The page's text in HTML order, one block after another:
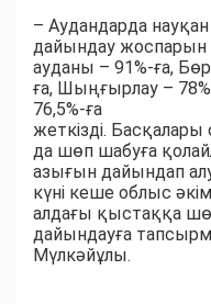
– Аудандарда
дайындау жоспарын
ауданы – 91%-ға,
ға, Шыңғырлау –
76,5%-ға
жеткізді. Басқалары
да шөп шабуға
азығын дайындап
күні кеше облыс
алдағы қыстаққа
дайындауға
Мүлкәйұлы.